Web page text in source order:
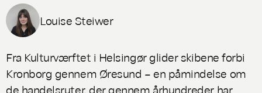
Louise Steiwer
Fra Kulturværftet i Helsingør glider skibene forbi
Kronborg gennem Øresund – en påmindelse om
de handelsruter, der gennem århundreder har